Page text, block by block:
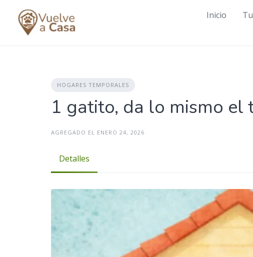
content
Inicio
HOGARES TEMPORALES
1 gatito, da lo mismo el
AGREGADO EL ENERO 24, 2026
Detalles